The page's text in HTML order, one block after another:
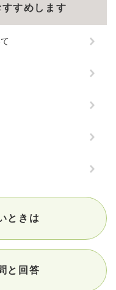
すめします
ときは
と回答